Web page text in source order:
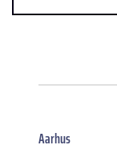
Aarhus